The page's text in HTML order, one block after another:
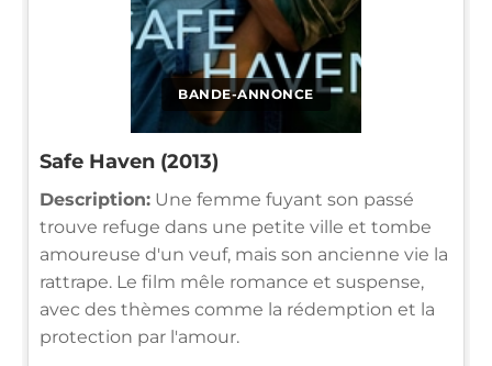
BANDE-ANNONCE
Safe Haven (2013)
Description: Une femme fuyant son passé
trouve refuge dans une petite ville et tombe
amoureuse d'un veuf, mais son ancienne vie la
rattrape. Le film mêle romance et suspense,
avec des thèmes comme la rédemption et la
protection par l'amour.